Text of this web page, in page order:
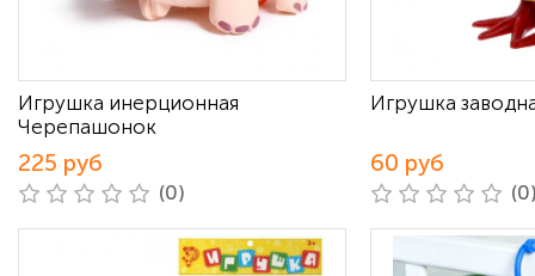
Игрушка инерционная
Черепашонок
225 руб
(0)
Игрушка
60 руб